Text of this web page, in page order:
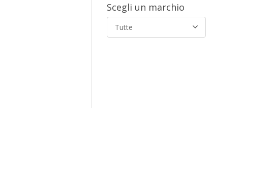
Scegli un marchio
Tutte